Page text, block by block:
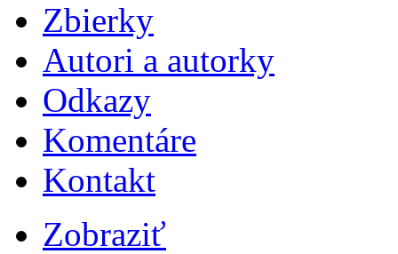
Zbierky
Autori a autorky
Odkazy
Komentáre
Kontakt
Zobraziť